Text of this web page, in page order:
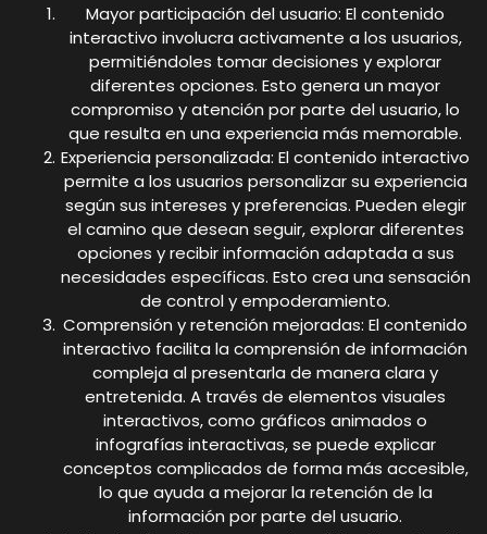
Mayor participación del usuario: El contenido
interactivo involucra activamente a los usuarios,
permitiéndoles tomar decisiones y explorar
diferentes opciones. Esto genera un mayor
compromiso y atención por parte del usuario, lo
que resulta en una experiencia más memorable.
Experiencia personalizada: El contenido interactivo
permite a los usuarios personalizar su experiencia
según sus intereses y preferencias. Pueden elegir
el camino que desean seguir, explorar diferentes
opciones y recibir información adaptada a sus
necesidades específicas. Esto crea una sensación
de control y empoderamiento.
Comprensión y retención mejoradas: El contenido
interactivo facilita la comprensión de información
compleja al presentarla de manera clara y
entretenida. A través de elementos visuales
interactivos, como gráficos animados o
infografías interactivas, se puede explicar
conceptos complicados de forma más accesible,
lo que ayuda a mejorar la retención de la
información por parte del usuario.